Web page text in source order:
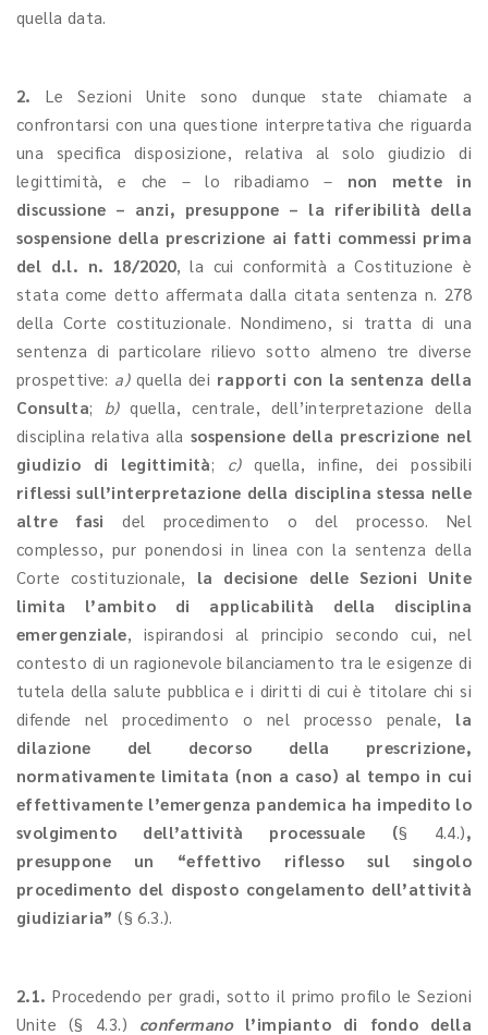
quella data.
2. Le Sezioni Unite sono dunque state chiamate a
confrontarsi con una questione interpretativa che riguarda
una specifica disposizione, relativa al solo giudizio di
legittimità, e che – lo ribadiamo – non mette in
discussione – anzi, presuppone – la riferibilità della
sospensione della prescrizione ai fatti commessi prima
del d.l. n. 18/2020, la cui conformità a Costituzione è
stata come detto affermata dalla citata sentenza n. 278
della Corte costituzionale. Nondimeno, si tratta di una
sentenza di particolare rilievo sotto almeno tre diverse
prospettive: a)quella dei rapporti con la sentenza della
Consulta; b)quella, centrale, dell’interpretazione della
disciplina relativa alla sospensione della prescrizione nel
giudizio di legittimità; c)quella, infine, dei possibili
riflessi sull’interpretazione della disciplina stessa nelle
altre fasidel procedimento o del processo. Nel
complesso, pur ponendosi in linea con la sentenza della
Corte costituzionale, la decisione delle Sezioni Unite
limita l’ambito di applicabilità della disciplina
emergenziale, ispirandosi al principio secondo cui, nel
contesto di un ragionevole bilanciamento tra le esigenze di
tutela della salute pubblica e i diritti di cui è titolare chi si
difende nel procedimento o nel processo penale, la
dilazione del decorso della prescrizione,
normativamente limitata (non a caso) al tempo in cui
effettivamente l’emergenza pandemica ha impedito lo
svolgimento dell’attività processuale (§ 4.4.),
presuppone un “effettivo riflesso sul singolo
procedimento del disposto congelamento dell’attività
giudiziaria” (§ 6.3.).
2.1. Procedendo per gradi, sotto il primo profilo le Sezioni
Unite (§ 4.3.) confermanol’impianto di fondo della